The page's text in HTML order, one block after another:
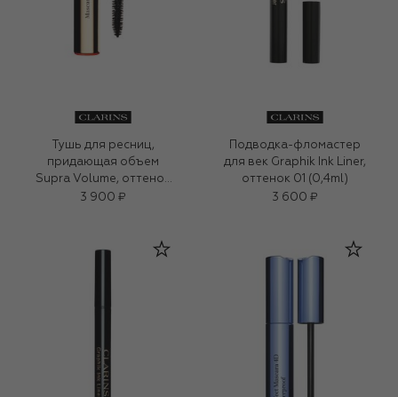
Тушь для ресниц,
придающая объем
Supra Volume, оттенок
01
3 900 ₽
Подводка-фломастер
для век Graphik Ink Liner,
оттенок 01 (0,4ml)
3 600 ₽